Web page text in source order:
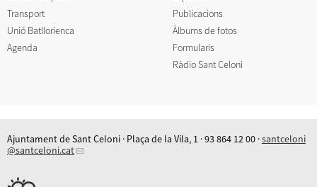
Transport
Unió Batllorienca
Agenda
Publicacions
Àlbums de fotos
Formularis
Ràdio Sant Celoni
Ajuntament de Sant Celoni · Plaça de la Vila, 1 · 93 864 12 00 ·santceloni
@santceloni.cat